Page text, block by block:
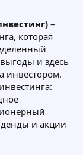
–
которая
и здесь
инвестором.
и акции